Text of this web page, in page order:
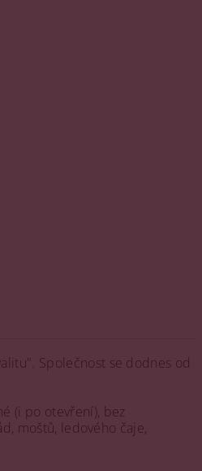
Společnost se dodnes od
(i po otevření), bez
moštů, ledového čaje,